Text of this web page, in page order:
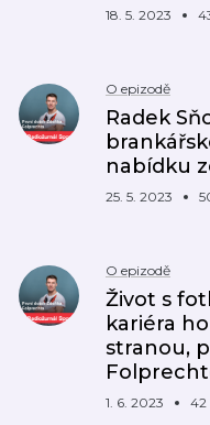
18. 5. 2023
O epizodě
Radek
nabídku
25. 5. 2023
O epizodě
Život s
kariéra
stranou,
1. 6. 2023 42